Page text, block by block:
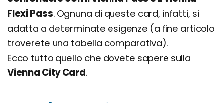
Flexi Pass. Ognuna di queste card, infatti, si
adatta a determinate esigenze (a fine articolo
troverete una tabella comparativa).
Ecco tutto quello che dovete sapere sulla
Vienna City Card.